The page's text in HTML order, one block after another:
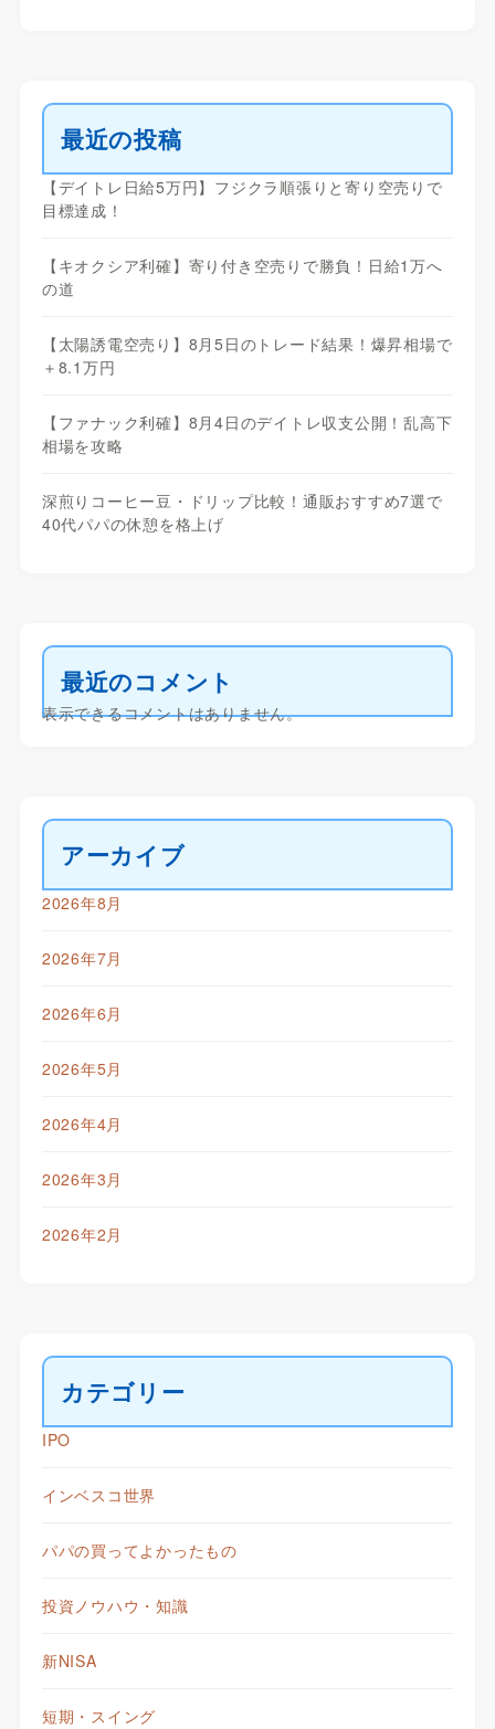
最近の投稿
【デイトレ日給5万円】フジクラ順張りと寄り空売りで
目標達成！
【キオクシア利確】寄り付き空売りで勝負！日給1万へ
の道
【太陽誘電空売り】8月5日のトレード結果！爆昇相場で
＋8.1万円
【ファナック利確】8月4日のデイトレ収支公開！乱高下
相場を攻略
深煎りコーヒー豆・ドリップ比較！通販おすすめ7選で
40代パパの休憩を格上げ
最近のコメント
表示できるコメントはありません。
アーカイブ
2026年8月
2026年7月
2026年6月
2026年5月
2026年4月
2026年3月
2026年2月
カテゴリー
IPO
インベスコ世界
パパの買ってよかったもの
投資ノウハウ・知識
新NISA
短期・スイング